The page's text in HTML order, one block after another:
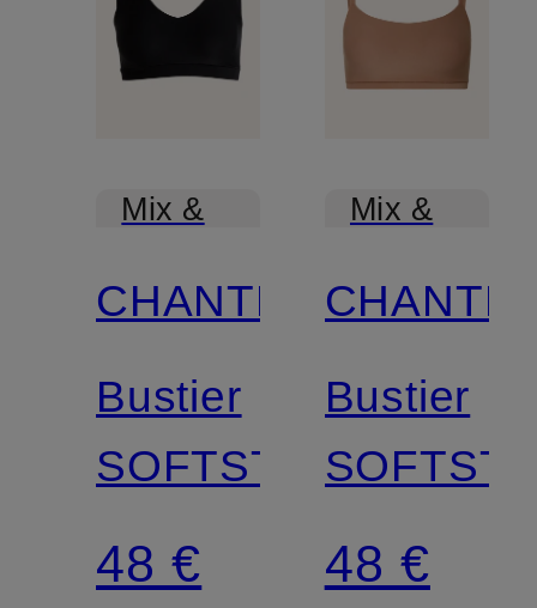
Mix &
CHANTELLE
Bustier
SOFTSTRETCH
48 €
Mix &
Bustier
48 €